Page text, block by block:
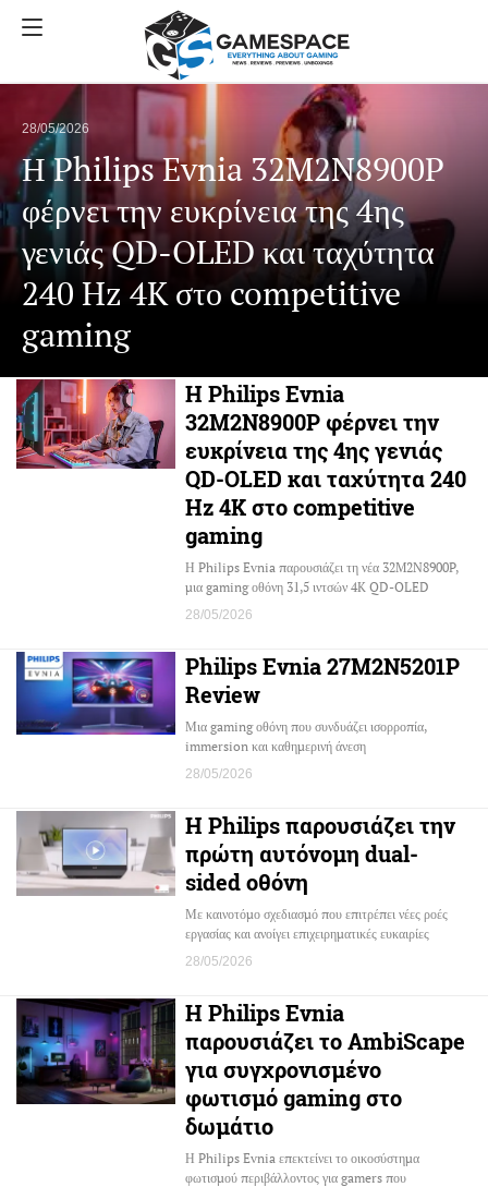
28/05/2026
Η Philips Evnia 32M2N8900P
φέρνει την ευκρίνεια της 4ης
γενιάς QD-OLED και ταχύτητα
240 Hz 4K στο competitive
gaming
Η Philips Evnia
32M2N8900P φέρνει την
ευκρίνεια της 4ης γενιάς
QD-OLED και ταχύτητα 240
Hz 4K στο competitive
gaming
Η Philips Evnia παρουσιάζει τη νέα 32M2N8900P,
μια gaming οθόνη 31,5 ιντσών 4K QD-OLED
28/05/2026
Philips Evnia 27M2N5201P
Review
Μια gaming οθόνη που συνδυάζει ισορροπία,
immersion και καθημερινή άνεση
28/05/2026
Η Philips παρουσιάζει την
πρώτη αυτόνομη dual-
sided οθόνη
Με καινοτόμο σχεδιασμό που επιτρέπει νέες ροές
εργασίας και ανοίγει επιχειρηματικές ευκαιρίες
28/05/2026
Η Philips Evnia
παρουσιάζει το AmbiScape
για συγχρονισμένο
φωτισμό gaming στο
δωμάτιο
Η Philips Evnia επεκτείνει το οικοσύστημα
φωτισμού περιβάλλοντος για gamers που